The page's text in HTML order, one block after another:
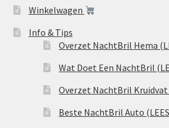
Winkelwagen
Info & Tips
Overzet NachtBril Hema
Wat Doet Een NachtBril
Overzet NachtBril Kruidvat
Beste NachtBril Auto